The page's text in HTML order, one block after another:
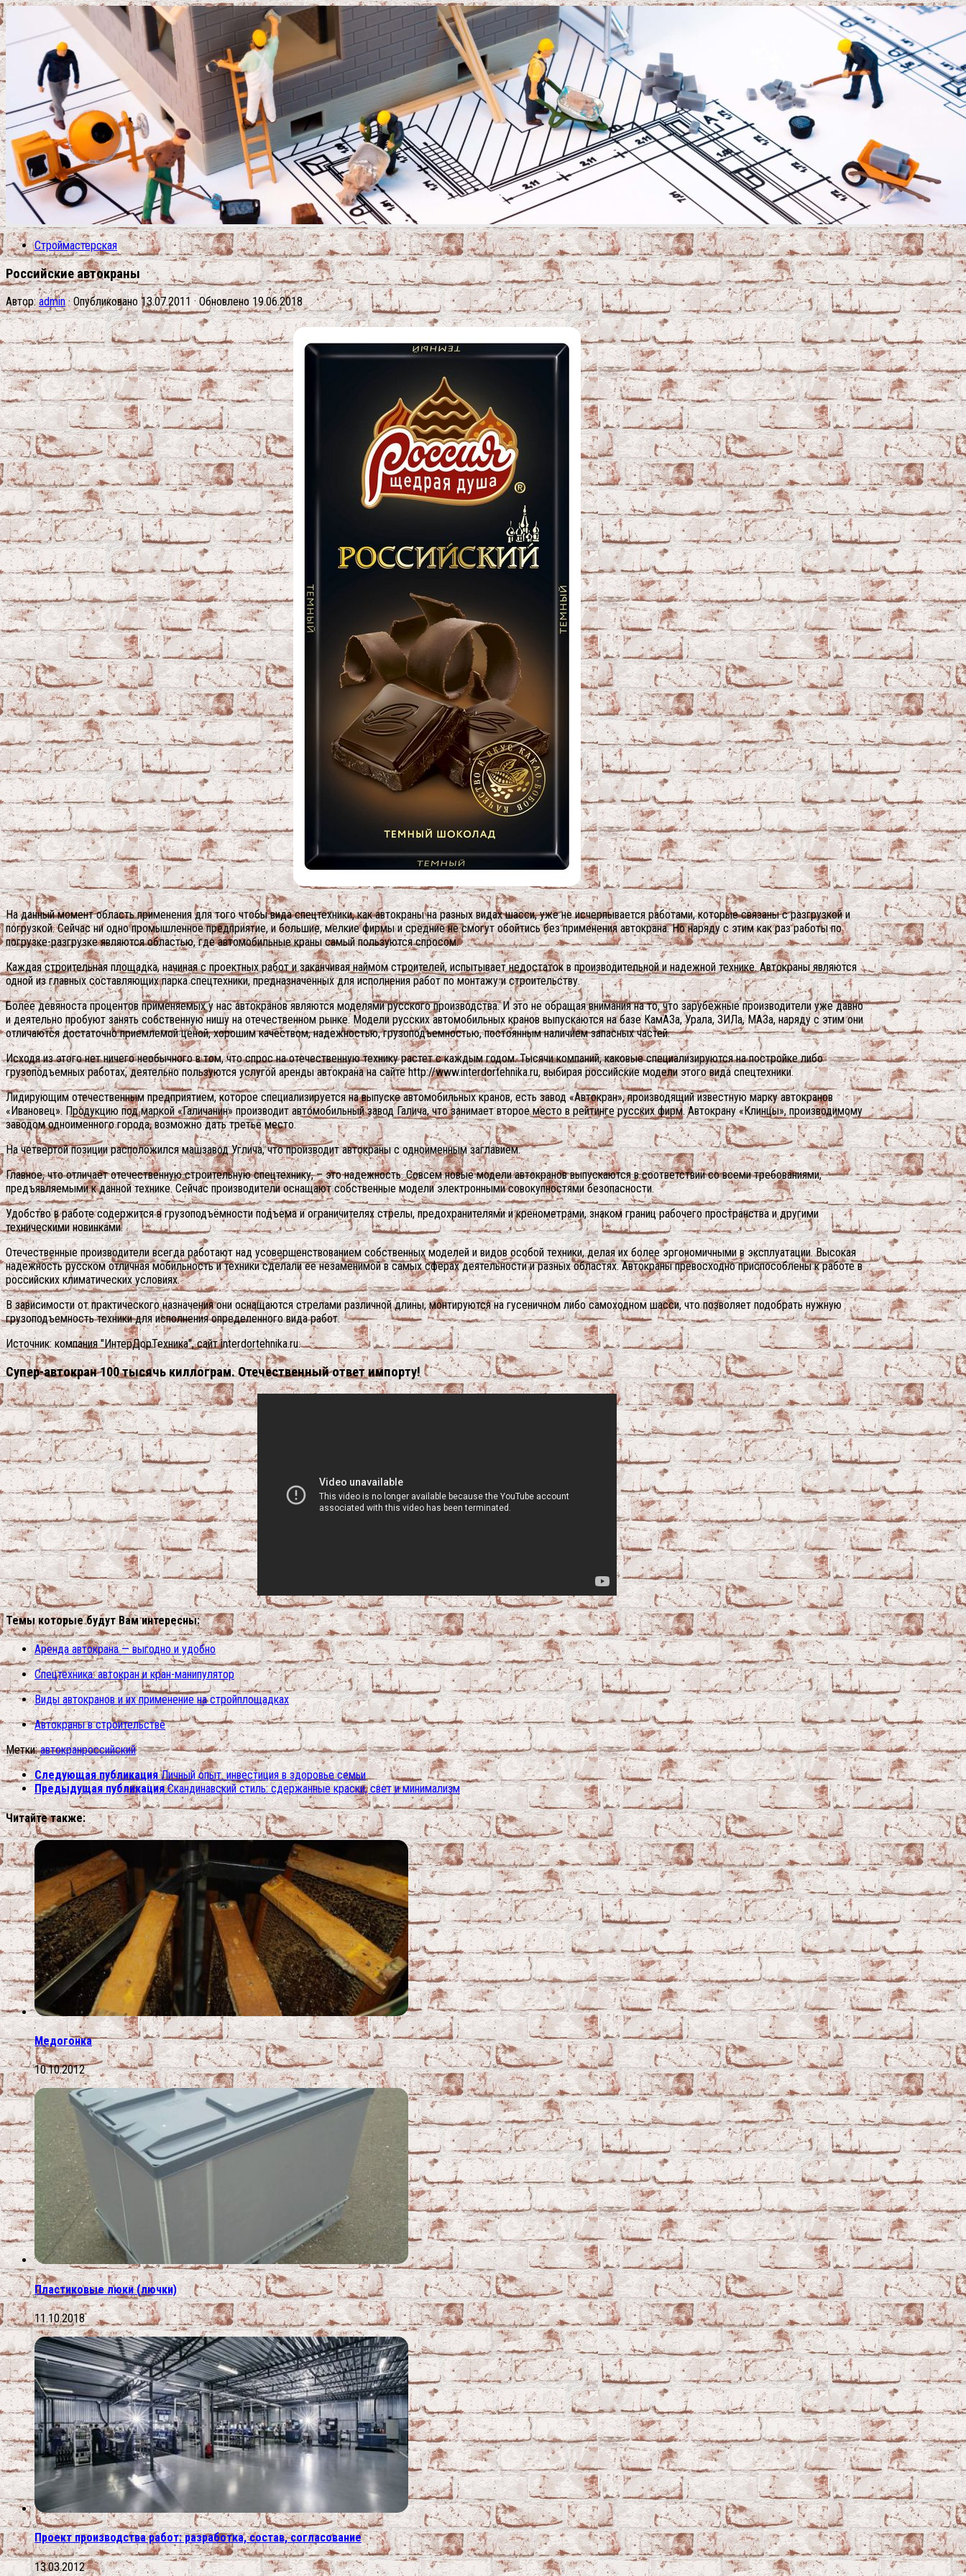
Строймастерская
Российские автокраны
Автор:admin · Опубликовано13.07.2011· Обновлено19.06.2018
На данный момент область применения для того чтобы вида спецтехники, как автокраны на разных видах шасси, уже не исчерпывается работами, которые связаны с разгрузкой и
погрузкой. Сейчас ни одно промышленное предприятие, и большие, мелкие фирмы и средние не смогут обойтись без применения автокрана. Но наряду с этим как раз работы по
погрузке-разгрузке являются областью, где автомобильные краны самый пользуются спросом.
Каждая строительная площадка, начиная с проектных работ и заканчивая наймом строителей, испытывает недостаток в производительной и надежной технике. Автокраны являются
одной из главных составляющих парка спецтехники, предназначенных для исполнения работ по монтажу и строительству.
Более девяноста процентов применяемых у нас автокранов являются моделями русского производства. И это не обращая внимания на то, что зарубежные производители уже давно
и деятельно пробуют занять собственную нишу на отечественном рынке. Модели русских автомобильных кранов выпускаются на базе КамАЗа, Урала, ЗИЛа, МАЗа, наряду с этим они
отличаются достаточно приемлемой ценой, хорошим качеством, надежностью, грузоподъемностью, постоянным наличием запасных частей.
Исходя из этого нет ничего необычного в том, что спрос на отечественную технику растет с каждым годом. Тысячи компаний, каковые специализируются на постройке либо
грузоподъемных работах, деятельно пользуются услугой аренды автокрана на сайте http://www.interdortehnika.ru, выбирая российские модели этого вида спецтехники.
Лидирующим отечественным предприятием, которое специализируется на выпуске автомобильных кранов, есть завод «Автокран», производящий известную марку автокранов
«Ивановец». Продукцию под маркой «Галичанин» производит автомобильный завод Галича, что занимает второе место в рейтинге русских фирм. Автокрану «Клинцы», производимому
заводом одноименного города, возможно дать третье место.
На четвертой позиции расположился машзавод Углича, что производит автокраны с одноименным заглавием.
Главное, что отличает отечественную строительную спецтехнику, – это надежность. Совсем новые модели автокранов выпускаются в соответствии со всеми требованиями,
предъявляемыми к данной технике. Сейчас производители оснащают собственные модели электронными совокупностями безопасности.
Удобство в работе содержится в грузоподъёмности подъема и ограничителях стрелы, предохранителями и кренометрами, знаком границ рабочего пространства и другими
техническими новинками.
Отечественные производители всегда работают над усовершенствованием собственных моделей и видов особой техники, делая их более эргономичными в эксплуатации. Высокая
надежность русском отличная мобильность и техники сделали ее незаменимой в самых сферах деятельности и разных областях. Автокраны превосходно приспособлены к работе в
российских климатических условиях.
В зависимости от практического назначения они оснащаются стрелами различной длины, монтируются на гусеничном либо самоходном шасси, что позволяет подобрать нужную
грузоподъемность техники для исполнения определенного вида работ.
Источник: компания "ИнтерДорТехника", сайт interdortehnika.ru.
Супер-автокран 100 тысячь киллограм. Отечественный ответ импорту!
Темы которые будут Вам интересны:
Аренда автокрана — выгодно и удобно
Спецтехника: автокран и кран-манипулятор
Виды автокранов и их применение на стройплощадках
Автокраны в строительстве
Метки: автокранроссийский
Следующая публикация Личный опыт. инвестиция в здоровье семьи
Предыдущая публикация Скандинавский стиль: сдержанные краски, свет и минимализм
Читайте также:
Медогонка
10.10.2012
Пластиковые люки (лючки)
11.10.2018
Проект производства работ: разработка, состав, согласование
13.03.2012